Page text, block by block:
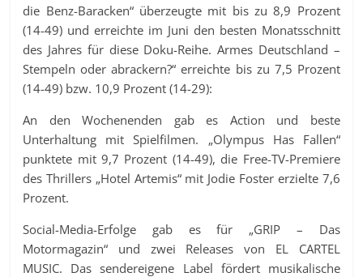
die Benz-Baracken“ überzeugte mit bis zu 8,9 Prozent
(14-49) und erreichte im Juni den besten Monatsschnitt
des Jahres für diese Doku-Reihe. Armes Deutschland –
Stempeln oder abrackern?“ erreichte bis zu 7,5 Prozent
(14-49) bzw. 10,9 Prozent (14-29):
An den Wochenenden gab es Action und beste
Unterhaltung mit Spielfilmen. „Olympus Has Fallen“
punktete mit 9,7 Prozent (14-49), die Free-TV-Premiere
des Thrillers „Hotel Artemis“ mit Jodie Foster erzielte 7,6
Prozent.
Social-Media-Erfolge gab es für „GRIP – Das
Motormagazin“ und zwei Releases von EL CARTEL
MUSIC. Das sendereigene Label fördert musikalische